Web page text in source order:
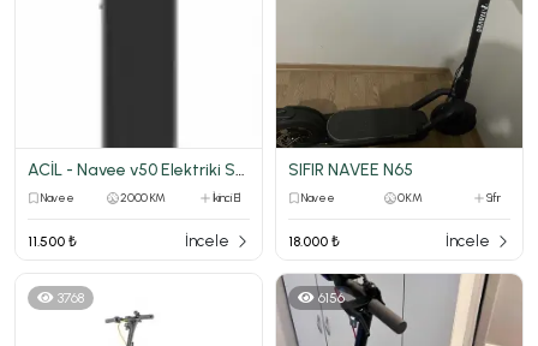
ACİL - Navee v50 Elektriki Scooter
Navee 2000 KM İkinci El
11.500 ₺ İncele
SIFIR NAVEE N65
Navee 0 KM Sıfır
18.000 ₺ İncele
3768 6156